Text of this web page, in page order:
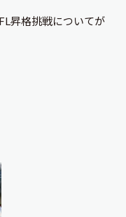
昇格挑戦についてが